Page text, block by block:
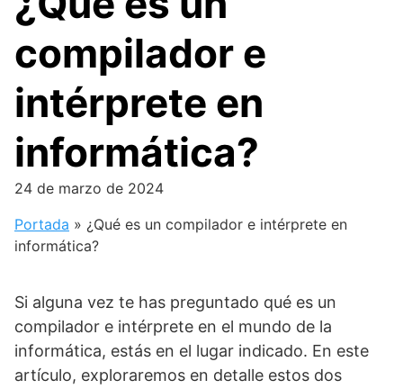
compilador e
intérprete en
informática?
24 de marzo de 2024
Portada » ¿Qué es un compilador e intérprete en
informática?
Si alguna vez te has preguntado qué es un
compilador e intérprete en el mundo de la
informática, estás en el lugar indicado. En este
artículo, exploraremos en detalle estos dos